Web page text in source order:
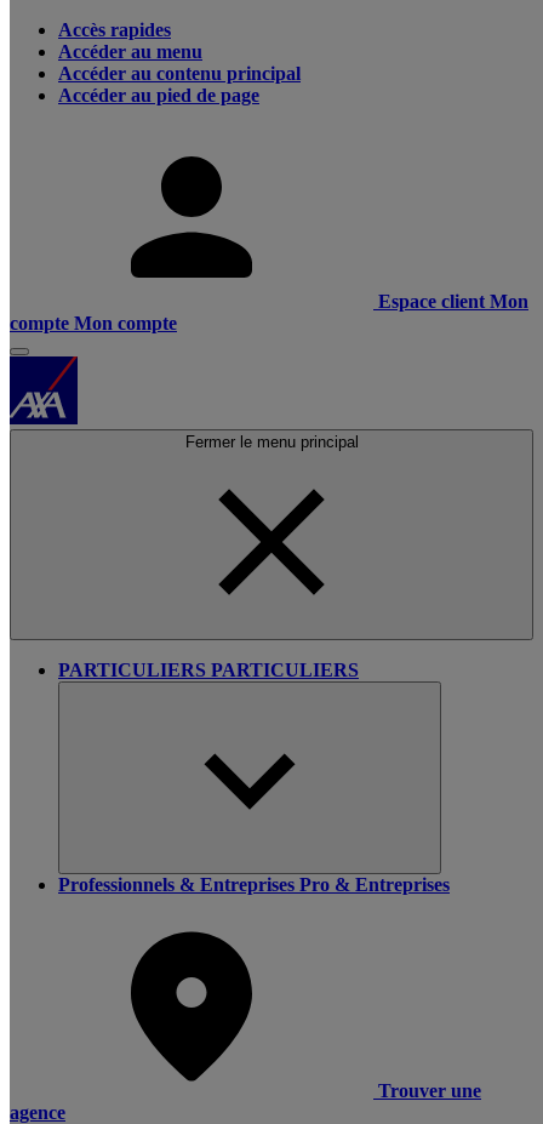
Accès rapides
Accéder au menu
Accéder au contenu principal
Accéder au pied de page
Espace client Mon
compte Mon compte
Fermer le menu principal
PARTICULIERS PARTICULIERS
Professionnels & Entreprises Pro & Entreprises
Trouver une
agence